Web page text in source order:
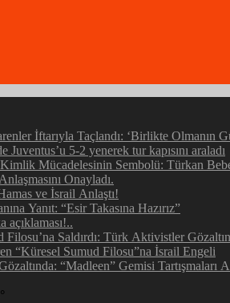
İftarıyla Taçlandı: ‘Birlikte Olmanın
Juventus’u 5-2 yenerek tur kapısını araladı
Mücadelesinin Sembolü: Türkan
Onayladı.
ve İsrail Anlaştı!
Yanıt: “Esir Takasına Hazırız”
Filosu’na Saldırdı: Türk Aktivistler
“Küresel Sumud Filosu”na İsrail Engeli
“Madleen” Gemisi Tartışmaları